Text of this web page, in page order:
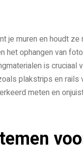
je muren en houdt ze
het ophangen van
is
plakstrips en rails
meten en